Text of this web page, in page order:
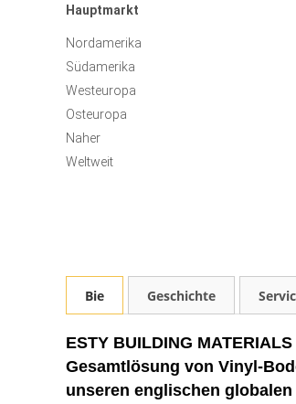
Hauptmarkt
Nordamerika
Südamerika
Westeuropa
Osteuropa
Naher
Weltweit
Bie Geschichte
ESTY BUILDING
Gesamtlösung von Vinyl-
unseren englischen